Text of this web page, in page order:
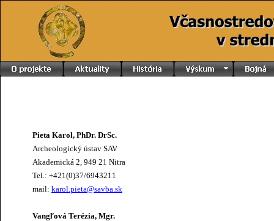
Pieta Karol, PhDr. DrSc.
Archeologický ústav SAV
Akademická 2, 949 21 Nitra
Tel.: +421(0)37/6943211
mail: karol.pieta@savba.sk
Vangľová Terézia, Mgr.